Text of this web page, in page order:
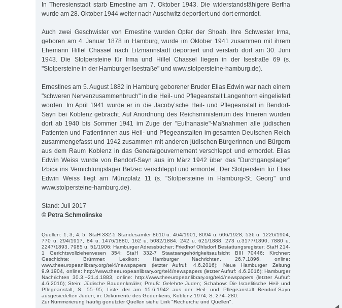
In Theresienstadt starb Ernestine am 7. Oktober 1943. Die widerstandsfähigere Bertha
wurde am 28. Oktober 1944 weiter nach Auschwitz deportiert und dort ermordet.
Auch zwei Geschwister von Ernestine wurden Opfer der Shoah. Ihre Schwester Irma,
geboren am 4. Januar 1878 in Hamburg, wurde im Oktober 1941 zusammen mit ihrem
Ehemann Hillel Chassel nach Litzmannstadt deportiert und verstarb dort am 30. Juni
1943. Die Stolpersteine für Irma und Hillel Chassel liegen in der Isestraße 69 (s.
"Stolpersteine in der Hamburger Isestraße" und www.stolpersteine-hamburg.de).
Ernestines am 5. August 1882 in Hamburg geborener Bruder Elias Edwin war nach einem
"schweren Nervenzusammenbruch" in die Heil- und Pflegeanstalt Langenhorn eingeliefert
worden. Im April 1941 wurde er in die Jacoby’sche Heil- und Pflegeanstalt in Bendorf-
Sayn bei Koblenz gebracht. Auf Anordnung des Reichsministerium des Inneren wurden
dort ab 1940 bis Sommer 1941 im Zuge der "Euthanasie"-Maßnahmen alle jüdischen
Patienten und Patientinnen aus Heil- und Pflegeanstalten im gesamten Deutschen Reich
zusammengefasst und 1942 zusammen mit anderen jüdischen Bürgerinnen und Bürgern
aus dem Raum Koblenz in das Generalgouvernement verschleppt und ermordet. Elias
Edwin Weiss wurde von Bendorf-Sayn aus im März 1942 über das "Durchgangslager"
Izbica ins Vernichtungslager Belzec verschleppt und ermordet. Der Stolperstein für Elias
Edwin Weiss liegt am Münzplatz 11 (s. "Stolpersteine in Hamburg-St. Georg" und
www.stolpersteine-hamburg.de).
Stand: Juli 2017
© Petra Schmolinske
Quellen: 1; 3; 4; 5; StaH 332-5 Standesämter 8610 u. 464/1901, 8094 u. 606/1928, 536 u. 1226/1904,
770 u. 294/1917, 84 u. 1476/1880, 162 u. 5082/1884, 242 u. 621/1888, 273 u.3177/1890, 7880 u.
2247/1893, 7985 u. 51/1906; Hamburger Adressbücher; Friedhof Ohlsdorf Bestattungsregister; StaH 214-
1 Gerichtsvollzieherwesen 354; StaH 332-7 Staatsangehörigkeitsaufsicht BIII 70446; Kirchner:
Geschichte; Brümmer: Lexikon; Hamburger Nachrichten, 26.7.1896, online:
www.theeuropeanlibrary.org/tel4/newspapers (letzter Aufruf: 4.6.2016); Neue Hamburger Zeitung
9.9.1904, online: http://www.theeuropeanlibrary.org/tel4/newspapers (letzter Aufruf: 4.6.2016); Hamburger
Nachrichten 30.3.–21.4.1883, online: http://www.theeuropeanlibrary.org/tel4/newspapers (letzter Aufruf:
4.6.2016); Stein: Jüdische Baudenkmäler; Preuß: Gelehrte Juden; Schabow: Die Israelitische Heil- und
Pflegeanstalt, S. 55–95; Liste der am 15.6.1942 aus der Heil- und Pflegeanstalt Bendorf-Sayn
ausgesiedelten Juden, in: Dokumente des Gedenkens, Koblenz 1974, S. 274–280.
Zur Nummerierung häufig genutzter Quellen siehe Link "Recherche und Quellen".